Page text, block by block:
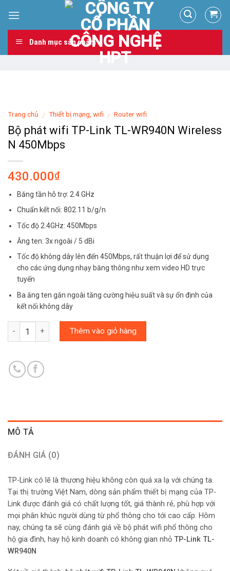
content
Danh mục sản phẩm
Trang chủ / Thiết bị mạng, wifi / Router wifi
Bộ phát wifi TP-Link TL-WR940N Wireless
N 450Mbps
430.000₫
Băng tần hỗ trợ: 2.4 GHz
Chuẩn kết nối: 802.11 b/g/n
Tốc độ 2.4GHz: 450Mbps
Ăng ten: 3x ngoài / 5 dBi
Tốc độ không dây lên đến 450Mbps, rất thuận lợi để sử dụng
cho các ứng dụng nhạy băng thông như xem video HD trực
tuyến
Ba ăng ten gắn ngoài tăng cường hiệu suất và sự ổn định của
kết nối không dây
Số lượng Thêm vào giỏ hàng
MÔ TẢ
ĐÁNH GIÁ (0)
TP-Link có lẽ là thương hiệu không còn quá xa lạ với chúng ta.
Tại thị trường Việt Nam, dòng sản phẩm thiết bị mạng của TP-
Link được đánh giá có chất lượng tốt, giá thành rẻ, phù hợp với
mọi phân khúc người dùng từ phổ thông cho tới cao cấp. Hôm
nay, chúng ta sẽ cùng đánh giá về bộ phát wifi phổ thông cho
hộ gia đình, hay hộ kinh doanh có không gian nhỏ TP-Link TL-
WR940N